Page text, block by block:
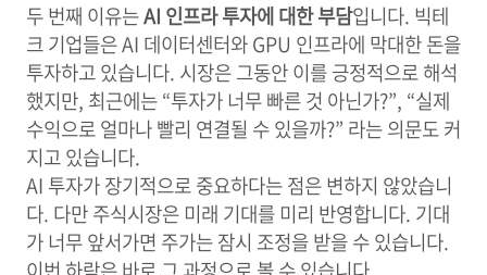
두 번째 이유는AI 인프라 투자에 대한 부담입니다. 빅테
크 기업들은 AI 데이터센터와 GPU 인프라에 막대한 돈을
투자하고 있습니다. 시장은 그동안 이를 긍정적으로 해석
했지만, 최근에는 “투자가 너무 빠른 것 아닌가?”, “실제
수익으로 얼마나 빨리 연결될 수 있을까?” 라는 의문도 커
지고 있습니다.
AI 투자가 장기적으로 중요하다는 점은 변하지 않았습니
다. 다만 주식시장은 미래 기대를 미리 반영합니다. 기대
가 너무 앞서가면 주가는 잠시 조정을 받을 수 있습니다.